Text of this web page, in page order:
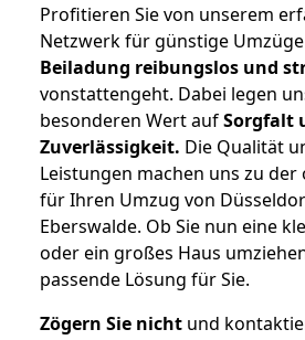
Profitieren Sie von unserem
Netzwerk für günstige
Beiladung reibungslos und
vonstattengeht. Dabei legen
besonderen Wert aufSorgfalt
Zuverlässigkeit. Die Qualität
Leistungen machen uns zu der
für Ihren Umzug von
Eberswalde. Ob Sie nun eine
oder ein großes Haus
passende Lösung für Sie.
Zögern Sie nicht und